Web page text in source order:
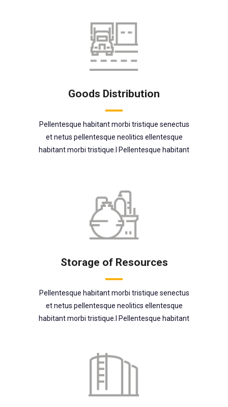
Goods Distribution
Pellentesque habitant morbi tristique senectus
et netus pellentesque neolitics ellentesque
habitant morbi tristique.l Pellentesque habitant
Storage of Resources
Pellentesque habitant morbi tristique senectus
et netus pellentesque neolitics ellentesque
habitant morbi tristique.l Pellentesque habitant